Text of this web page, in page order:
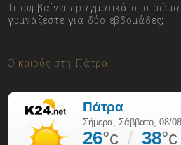
Τι συμβαίνει πραγματικά στο
γυμνάζεστε για δύο εβδομάδες;
Ο καιρός στη Πάτρα